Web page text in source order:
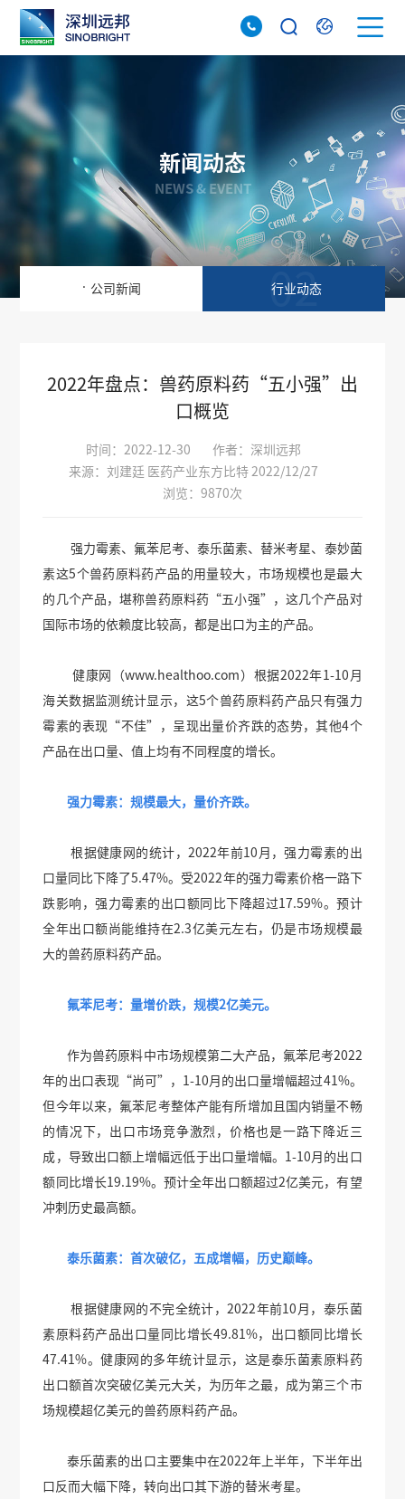
新闻动态
NEWS & EVENT
. 公司新闻
01 行业动态
02
2022年盘点：兽药原料药“五小强”出
口概览
时间：2022-12-30
作者：深圳远邦
来源：刘建廷 医药产业东方比特 2022/12/27
浏览：9870次
强力霉素、氟苯尼考、泰乐菌素、替米考星、泰妙菌
素这5个兽药原料药产品的用量较大，市场规模也是最大
的几个产品，堪称兽药原料药“五小强”，这几个产品对
国际市场的依赖度比较高，都是出口为主的产品。
健康网（www.healthoo.com）根据2022年1-10月
海关数据监测统计显示，这5个兽药原料药产品只有强力
霉素的表现“不佳”，呈现出量价齐跌的态势，其他4个
产品在出口量、值上均有不同程度的增长。
强力霉素：规模最大，量价齐跌。
根据健康网的统计，2022年前10月，强力霉素的出
口量同比下降了5.47%。受2022年的强力霉素价格一路下
跌影响，强力霉素的出口额同比下降超过17.59%。预计
全年出口额尚能维持在2.3亿美元左右，仍是市场规模最
大的兽药原料药产品。
氟苯尼考：量增价跌，规模2亿美元。
作为兽药原料中市场规模第二大产品，氟苯尼考2022
年的出口表现“尚可”，1-10月的出口量增幅超过41%。
但今年以来，氟苯尼考整体产能有所增加且国内销量不畅
的情况下，出口市场竞争激烈，价格也是一路下降近三
成，导致出口额上增幅远低于出口量增幅。1-10月的出口
额同比增长19.19%。预计全年出口额超过2亿美元，有望
冲刺历史最高额。
泰乐菌素：首次破亿，五成增幅，历史巅峰。
根据健康网的不完全统计，2022年前10月，泰乐菌
素原料药产品出口量同比增长49.81%，出口额同比增长
47.41%。健康网的多年统计显示，这是泰乐菌素原料药
出口额首次突破亿美元大关，为历年之最，成为第三个市
场规模超亿美元的兽药原料药产品。
泰乐菌素的出口主要集中在2022年上半年，下半年出
口反而大幅下降，转向出口其下游的替米考星。